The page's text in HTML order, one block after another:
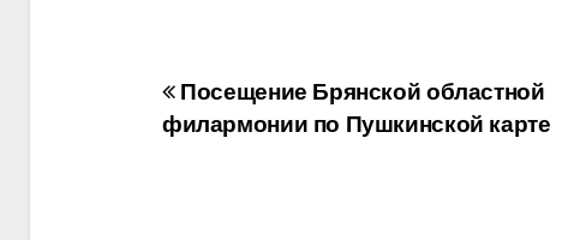
Навигация
по
Посещение Брянской областной
филармонии по Пушкинской карте